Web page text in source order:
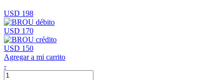
USD 198
USD 170
USD 150
Agregar a mi carrito
-